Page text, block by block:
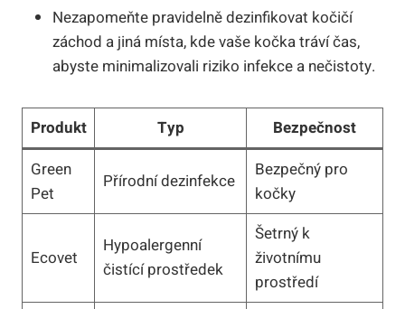
Nezapomeňte pravidelně dezinfikovat kočičí
záchod a jiná místa, kde vaše kočka tráví čas,
abyste minimalizovali riziko infekce a nečistoty.
Produkt Typ
Bezpečnost
Green
Pet
Přírodní dezinfekce
Bezpečný pro
kočky
Ecovet
Hypoalergenní
čistící prostředek
Šetrný k
životnímu
prostředí